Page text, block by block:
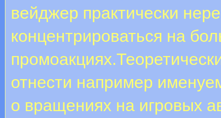
вейджер практически
концентрироваться на
отнести например
о вращениях на игровых